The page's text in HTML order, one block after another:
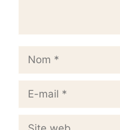
Nom
Site